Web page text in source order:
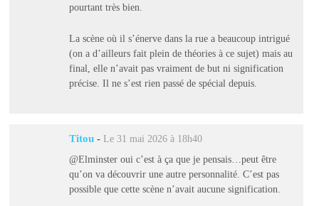
pourtant très bien.
La scène où il s’énerve dans la rue a beaucoup intrigué
(on a d’ailleurs fait plein de théories à ce sujet) mais au
final, elle n’avait pas vraiment de but ni signification
précise. Il ne s’est rien passé de spécial depuis.
Titou - Le 31 mai 2026 à 18h40
@Elminster oui c’est à ça que je pensais…peut être
qu’on va découvrir une autre personnalité. C’est pas
possible que cette scène n’avait aucune signification.